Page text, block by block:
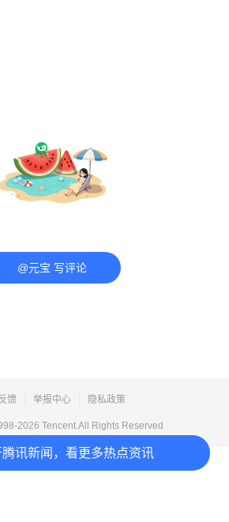
腾讯新闻，看更多热点资讯
@元宝 写评论
馈 举报中心 隐私政策
2026 Tencent.All Rights Reserved